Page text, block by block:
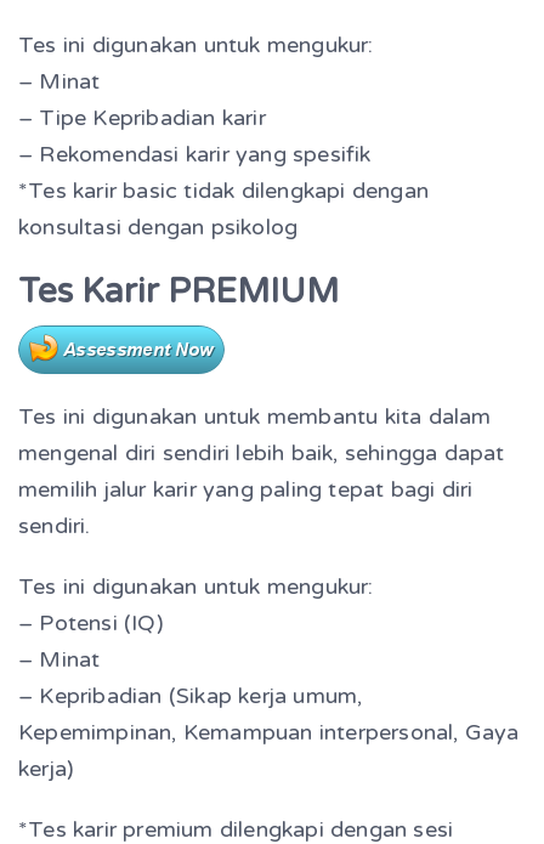
Tes ini digunakan untuk mengukur:
– Minat
– Tipe Kepribadian karir
– Rekomendasi karir yang spesifik
*Tes karir basic tidak dilengkapi dengan
konsultasi dengan psikolog
Tes Karir PREMIUM
Tes ini digunakan untuk membantu kita dalam
mengenal diri sendiri lebih baik, sehingga dapat
memilih jalur karir yang paling tepat bagi diri
sendiri.
Tes ini digunakan untuk mengukur:
– Potensi (IQ)
– Minat
– Kepribadian (Sikap kerja umum,
Kepemimpinan, Kemampuan interpersonal, Gaya
kerja)
*Tes karir premium dilengkapi dengan sesi